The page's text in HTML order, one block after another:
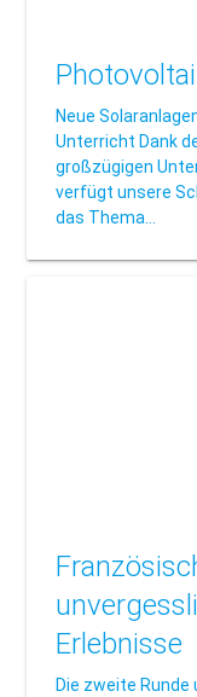
Neue
Unterricht Dank
großzügigen
verfügt unsere
das Thema…
Erlebnisse
Die zweite